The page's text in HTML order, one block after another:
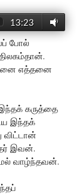
13:23
போல்
எத்தனை
கருத்தை
இந்தக்
இவன்.
வாழ்ந்தவன்.